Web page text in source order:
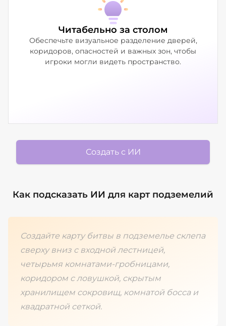
Читабельно за столом
Обеспечьте визуальное разделение дверей,
коридоров, опасностей и важных зон, чтобы
игроки могли видеть пространство.
Создать с ИИ
Как подсказать ИИ для карт подземелий
Создайте карту битвы в подземелье склепа
сверху вниз с входной лестницей,
четырьмя комнатами-гробницами,
коридором с ловушкой, скрытым
хранилищем сокровищ, комнатой босса и
квадратной сеткой.